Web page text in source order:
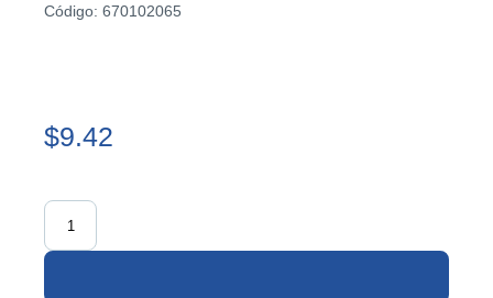
Código: 670102065
$9.42